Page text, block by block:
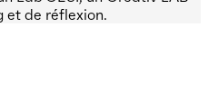
et de réflexion.